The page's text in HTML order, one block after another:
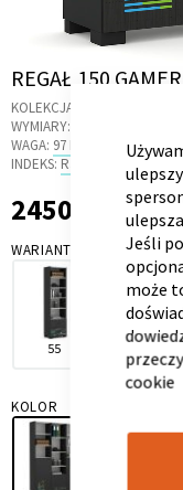
Jeśli
może
cookie
Skip
the
beginning
of
images
REGAŁ 150
KOLEKCJA:
WYMIARY:
WAGA: 97 KG
INDEKS: R3.21
2 450,00 zł
2450,00 zł
WARIANT
55
KOLOR
Toaletka